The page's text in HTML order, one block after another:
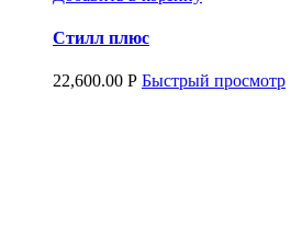
Стилл плюс
22,600.00 Р Быстрый просмотр